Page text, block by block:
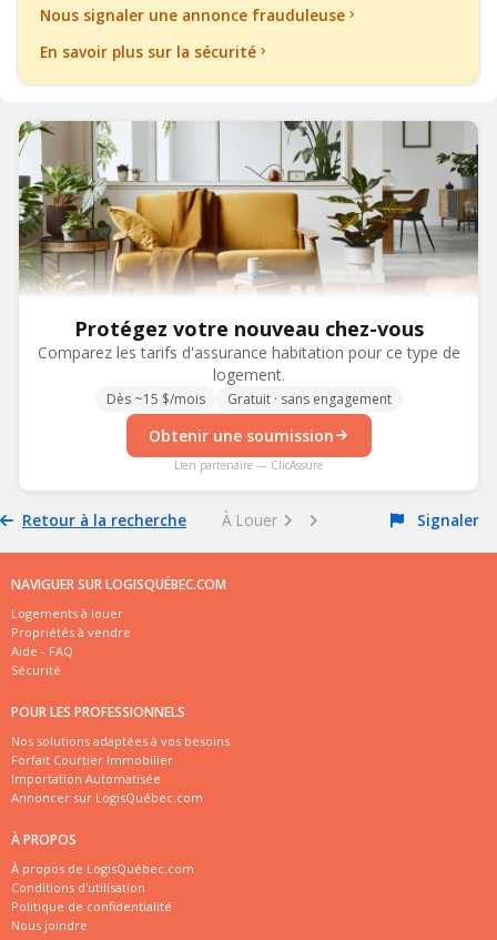
Nous signaler une annonce frauduleuse
En savoir plus sur la sécurité
Protégez votre nouveau chez-vous
Comparez les tarifs d'assurance habitation pour ce type de
logement.
Dès ~15 $/mois Gratuit · sans engagement
Obtenir une soumission
Lien partenaire — ClicAssure
Retour à la recherche À Louer Signaler
NAVIGUER SUR LOGISQUÉBEC.COM
Logements à louer
Propriétés à vendre
Aide - FAQ
Sécurité
POUR LES PROFESSIONNELS
Nos solutions adaptées à vos besoins
Forfait Courtier Immobilier
Importation Automatisée
Annoncer sur LogisQuébec.com
À PROPOS
À propos de LogisQuébec.com
Conditions d'utilisation
Politique de confidentialité
Nous joindre